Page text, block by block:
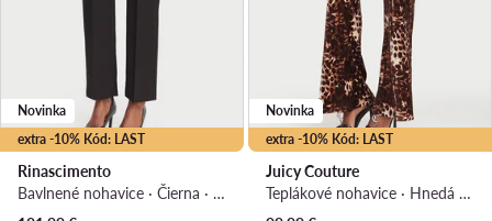
extra -10% Kód: LAST
Novinka
Rinascimento
Bavlnené nohavice · Čierna · Regular fit
extra -10% Kód: LAST
Novinka
Juicy Couture
Teplákové nohavice · Hnedá · Regular fit